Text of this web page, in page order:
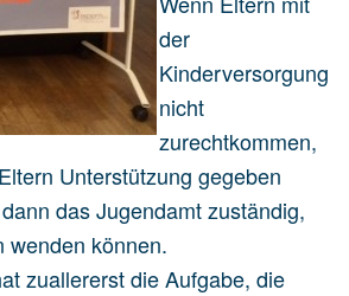
der
Kinderversorgung
nicht
zurechtkommen,
Unterstützung gegeben
das Jugendamt zuständig,
wenden können.
zuallererst die Aufgabe, die